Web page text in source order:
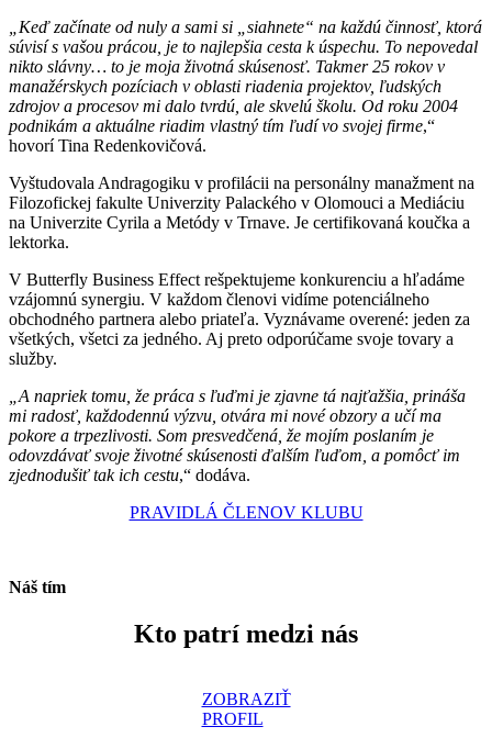
„Keď začínate od nuly a sami si „siahnete“ na každú činnosť, ktorá
súvisí s vašou prácou, je to najlepšia cesta k úspechu. To nepovedal
nikto slávny… to je moja životná skúsenosť. Takmer 25 rokov v
manažérskych pozíciach v oblasti riadenia projektov, ľudských
zdrojov a procesov mi dalo tvrdú, ale skvelú školu. Od roku 2004
podnikám a aktuálne riadim vlastný tím ľudí vo svojej firme,“
hovorí Tina Redenkovičová.
Vyštudovala Andragogiku v profilácii na personálny manažment na
Filozofickej fakulte Univerzity Palackého v Olomouci a Mediáciu
na Univerzite Cyrila a Metódy v Trnave. Je certifikovaná koučka a
lektorka.
V Butterfly Business Effect rešpektujeme konkurenciu a hľadáme
vzájomnú synergiu. V každom členovi vidíme potenciálneho
obchodného partnera alebo priateľa. Vyznávame overené: jeden za
všetkých, všetci za jedného. Aj preto odporúčame svoje tovary a
služby.
„A napriek tomu, že práca s ľuďmi je zjavne tá najťažšia, prináša
mi radosť, každodennú výzvu, otvára mi nové obzory a učí ma
pokore a trpezlivosti. Som presvedčená, že mojím poslaním je
odovzdávať svoje životné skúsenosti ďalším ľuďom, a pomôcť im
zjednodušiť tak ich cestu,“ dodáva.
PRAVIDLÁ ČLENOV KLUBU
Náš tím
Kto patrí medzi nás
ZOBRAZIŤ
PROFIL